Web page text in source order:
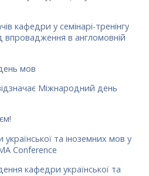
кафедри у семінарі-тренінгу
впровадження в англомовній
мов
Міжнародний день
та іноземних мов у
Conference
кафедри української та